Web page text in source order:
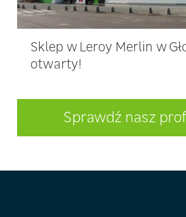
Sprawdź nasz
Sklep w Leroy Merlin w
otwarty!